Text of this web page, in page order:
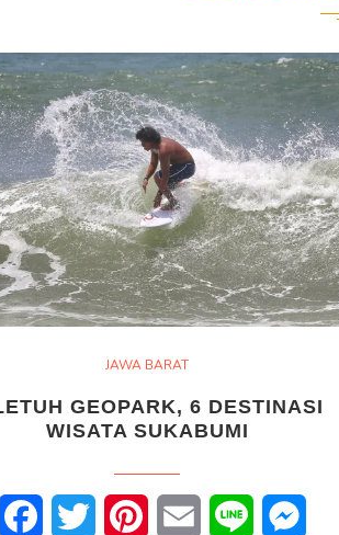
JAWA BARAT
GEOPARK, 6 DESTINASI
WISATA SUKABUMI
WhatsAppFacebookTwitter PinterestEmail Line